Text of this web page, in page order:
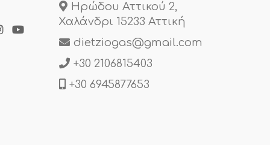
Ηρώδου Αττικού 2,
Χαλάνδρι 15233 Αττική
dietziogas@gmail.com
+30 2106815403
+30 6945877653